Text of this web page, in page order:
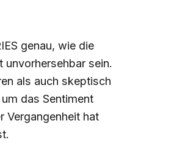
genau, wie die
unvorhersehbar sein.
als auch skeptisch
das Sentiment
Vergangenheit hat